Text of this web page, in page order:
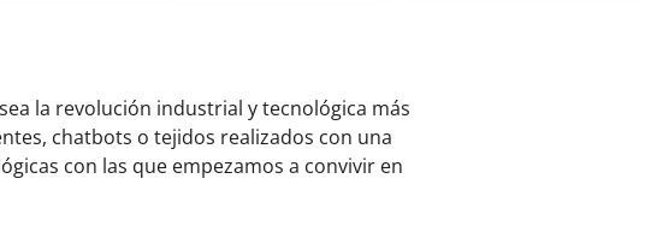
la revolución industrial y tecnológica más
chatbots o tejidos realizados con una
con las que empezamos a convivir en